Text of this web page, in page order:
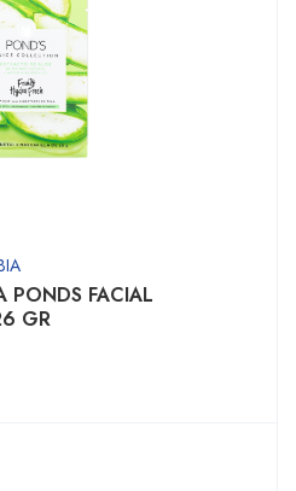
PONDS FACIAL
GR